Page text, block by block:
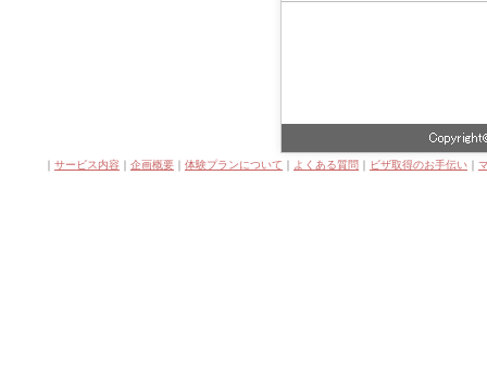
｜ サービス内容 ｜ 企画概要 ｜ 体験プランについて ｜ よくある質問 ビザ取得のお手伝い